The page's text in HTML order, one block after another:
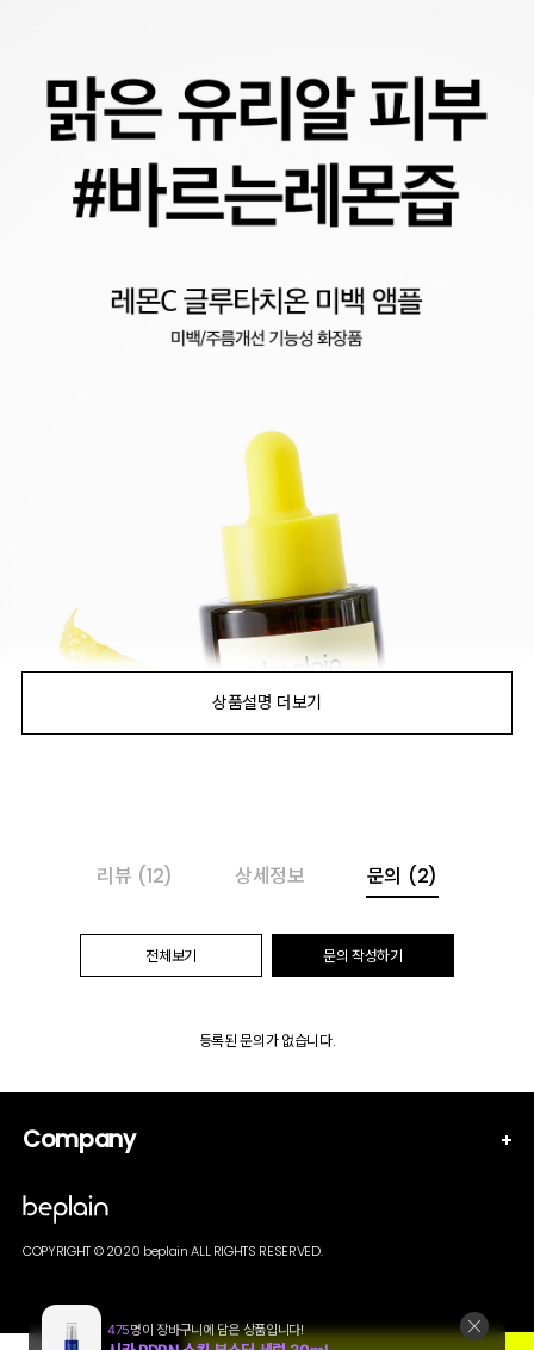
리뷰 (12) 상세정보 문의 (2)
전체보기 문의 작성하기
등록된 문의가 없습니다.
Company
COPYRIGHT © 2020 beplain ALL RIGHTS RESERVED.